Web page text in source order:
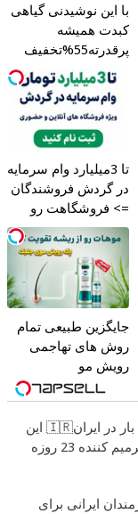
با این نوشیدنی گیاهی
کبدت همیشه
پرقدرته55%تخفیف
تا 3میلیارد وام سرمایه
در گردش فروشندگان
=> فروشگاهت رو
ثبت کن
جایگزین طبیعی تمام
روش های تهاجمی
رویش مو
برای اولین بار در ایران🇮🇷 این
دکتر کرم ترمیم کننده 23 روزه
ایرانی برای